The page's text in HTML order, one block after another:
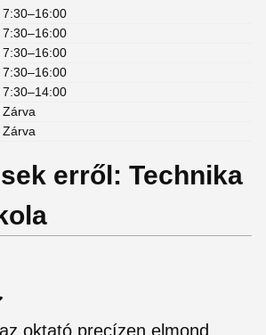
7:30–16:00
7:30–16:00
7:30–16:00
7:30–16:00
7:30–14:00
Zárva
Zárva
erről: Technika
oktató precízen elmond